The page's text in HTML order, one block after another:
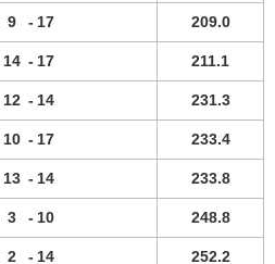
9 - 17 209.0
14 - 17 211.1
12 - 14 231.3
10 - 17 233.4
13 - 14 233.8
3 - 10 248.8
2 - 14 252.2